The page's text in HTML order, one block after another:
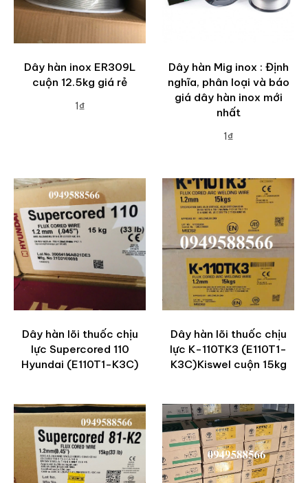
Dây hàn inox ER309L
cuộn 12.5kg giá rẻ
1₫
Dây hàn Mig inox : Định
nghĩa, phân loại và báo
giá dây hàn inox mới
nhất
1₫
Dây hàn lõi thuốc chịu
lực Supercored 110
Hyundai (E110T1-K3C)
Dây hàn lõi thuốc chịu
lực K-110TK3 (E110T1-
K3C)Kiswel cuộn 15kg